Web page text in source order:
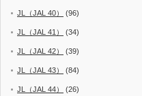
JL（JAL 40） (96)
JL（JAL 41） (34)
JL（JAL 42） (39)
JL（JAL 43） (84)
JL（JAL 44） (26)